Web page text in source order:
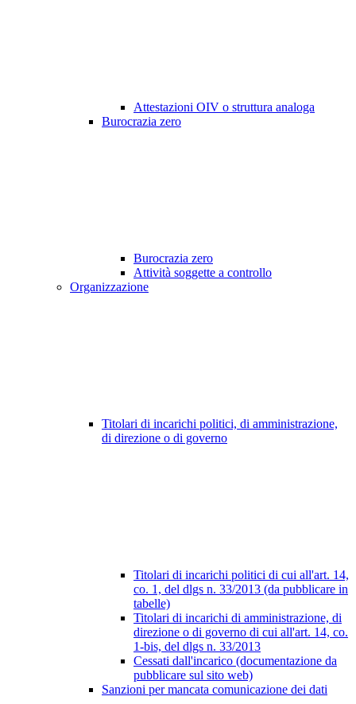
Attestazioni OIV o struttura analoga
Burocrazia zero
Burocrazia zero
Attività soggette a controllo
Organizzazione
Titolari di incarichi politici, di amministrazione,
di direzione o di governo
Titolari di incarichi politici di cui all'art. 14,
co. 1, del dlgs n. 33/2013 (da pubblicare in
tabelle)
Titolari di incarichi di amministrazione, di
direzione o di governo di cui all'art. 14, co.
1-bis, del dlgs n. 33/2013
Cessati dall'incarico (documentazione da
pubblicare sul sito web)
Sanzioni per mancata comunicazione dei dati